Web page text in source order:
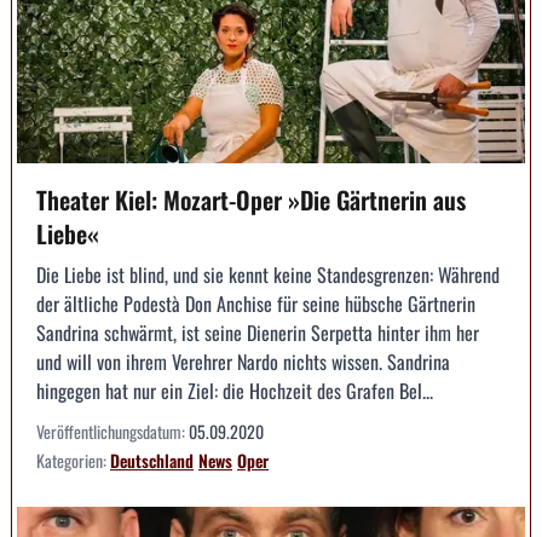
Theater Kiel: Mozart-Oper »Die Gärtnerin aus
Liebe«
Die Liebe ist blind, und sie kennt keine Standesgrenzen: Während
der ältliche Podestà Don Anchise für seine hübsche Gärtnerin
Sandrina schwärmt, ist seine Dienerin Serpetta hinter ihm her
und will von ihrem Verehrer Nardo nichts wissen. Sandrina
hingegen hat nur ein Ziel: die Hochzeit des Grafen Bel...
Veröffentlichungsdatum:05.09.2020
Kategorien:DeutschlandNewsOper